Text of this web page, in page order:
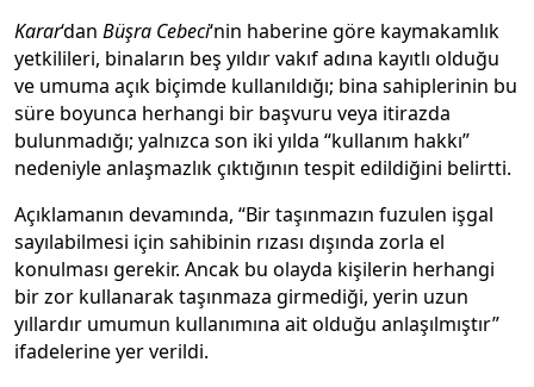
Karar‘dan Büşra Cebeci‘nin haberine göre kaymakamlık
yetkilileri, binaların beş yıldır vakıf adına kayıtlı olduğu
ve umuma açık biçimde kullanıldığı; bina sahiplerinin bu
süre boyunca herhangi bir başvuru veya itirazda
bulunmadığı; yalnızca son iki yılda “kullanım hakkı”
nedeniyle anlaşmazlık çıktığının tespit edildiğini belirtti.
Açıklamanın devamında, “Bir taşınmazın fuzulen işgal
sayılabilmesi için sahibinin rızası dışında zorla el
konulması gerekir. Ancak bu olayda kişilerin herhangi
bir zor kullanarak taşınmaza girmediği, yerin uzun
yıllardır umumun kullanımına ait olduğu anlaşılmıştır”
ifadelerine yer verildi.